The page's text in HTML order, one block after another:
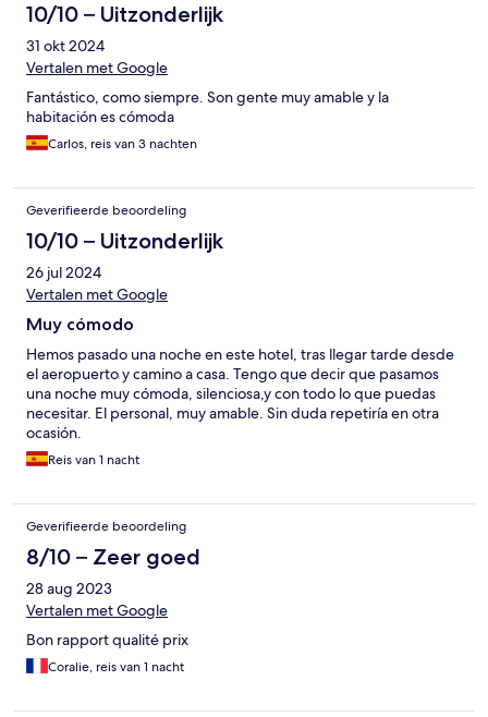
10/10 – Uitzonderlijk
31 okt 2024
Vertalen met Google
Fantástico, como siempre. Son gente muy amable y la
habitación es cómoda
Carlos, reis van 3 nachten
Geverifieerde beoordeling
10/10 – Uitzonderlijk
26 jul 2024
Vertalen met Google
Muy cómodo
Hemos pasado una noche en este hotel, tras llegar tarde desde
el aeropuerto y camino a casa. Tengo que decir que pasamos
una noche muy cómoda, silenciosa,y con todo lo que puedas
necesitar. El personal, muy amable. Sin duda repetiría en otra
ocasión.
Reis van 1 nacht
Geverifieerde beoordeling
8/10 – Zeer goed
28 aug 2023
Vertalen met Google
Bon rapport qualité prix
Coralie, reis van 1 nacht